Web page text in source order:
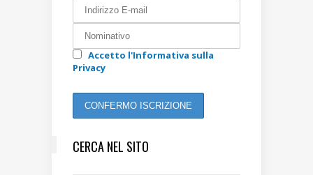
Accetto l'Informativa sulla
Privacy
CERCA NEL SITO